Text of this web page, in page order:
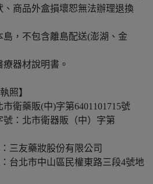
商品外盒損壞恕無法辦理退換
島，不包含離島配送(澎湖、金
器材說明書。
照】
衛藥販(中)字第6401101715號
：北市衛器販（中）字第
三友藥妝股份有限公司
台北市中山區民權東路三段4號地